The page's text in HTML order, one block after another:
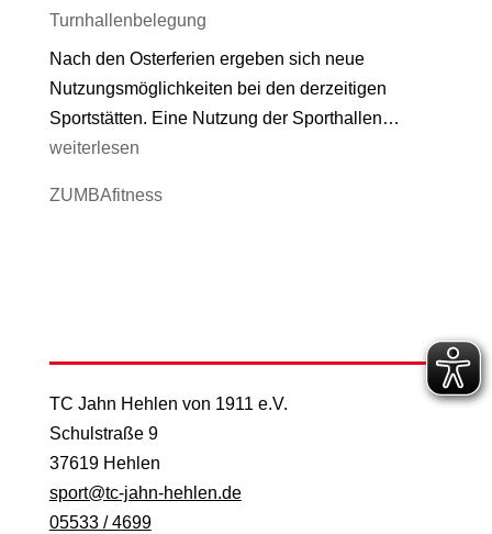
Hehlen
Turnhallenbelegung
Nach den Osterferien ergeben sich neue
Nutzungsmöglichkeiten bei den derzeitigen
Sportstätten. Eine Nutzung der Sporthallen…
weiterlesen
ZUMBAfitness
TC Jahn Hehlen von 1911 e.V.
Schulstraße 9
37619 Hehlen
sport@tc-jahn-hehlen.de
05533 / 4699